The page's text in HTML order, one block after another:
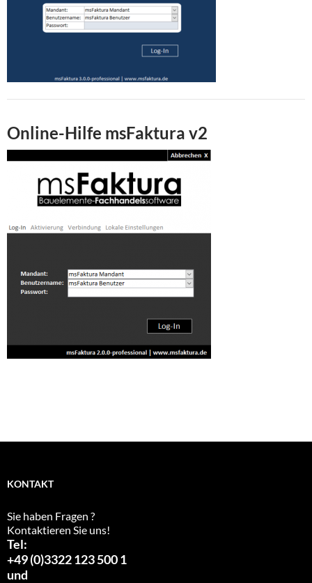
Online-Hilfe msFaktura v2
KONTAKT
Sie haben Fragen ?
Kontaktieren Sie uns!
Tel:
+49 (0)3322 123 500 1
und